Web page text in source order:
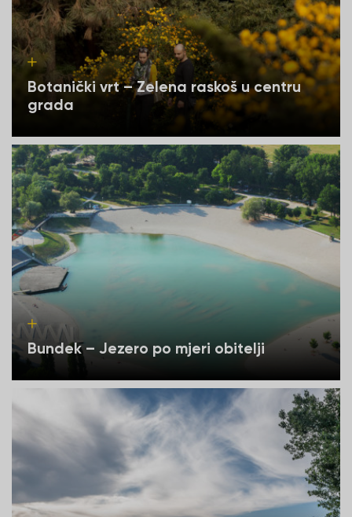
Botanički vrt – Zelena raskoš u centru
grada
Bundek – Jezero po mjeri obitelji